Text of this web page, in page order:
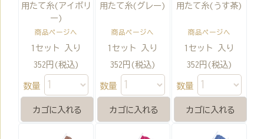
用たて糸(アイボリ
ー)
商品ページへ
1セット 入り
352円(税込)
数量
用たて糸(グレー)
商品ページへ
1セット 入り
352円(税込)
数量
用たて糸(うす茶)
商品ページへ
1セット 入り
352円(税込)
数量